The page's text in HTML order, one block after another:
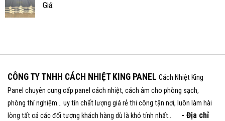
Giá:
CÔNG TY TNHH CÁCH NHIỆT KING PANEL Cách Nhiệt King
Panel chuyên cung cấp panel cách nhiệt, cách âm cho phòng sạch,
phòng thí nghiệm... uy tín chất lượng giá rẻ thi công tận nơi, luôn làm hài
lòng tất cả các đối tượng khách hàng dù là khó tính nhất..
- Địa chỉ